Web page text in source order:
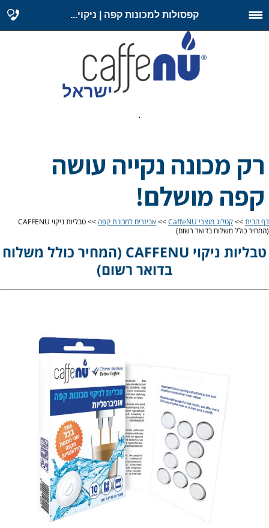
קפסולות למכונות קפה | ניקוי...
.
רק מכונה נקייה עושה
קפה מושלם!
דף הבית >> קטלוג מוצרי CaffeNU >> אביזרים למכונת קפה
>> טבליות ניקוי CAFFENU
(המחיר כולל משלוח בדואר רשום)
טבליות ניקוי CAFFENU (המחיר כולל משלוח
בדואר רשום)